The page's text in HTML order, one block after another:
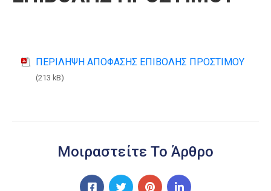
ΠΕΡΙΛΗΨΗ ΑΠΟΦΑΣΗΣ ΕΠΙΒΟΛΗΣ ΠΡΟΣΤΙΜΟΥ
(213 kB)
Μοιραστείτε Το Άρθρο